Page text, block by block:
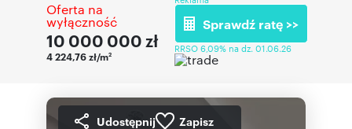
Oferta na
wyłączność
10 000 000 zł
4 224,76 zł/m2
Sprawdź ratę >>
RRSO 6,09% na dz. 01.06.26
Udostępnij Zapisz